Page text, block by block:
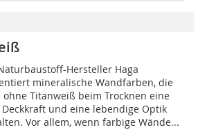
Hersteller Haga
mineralische Wandfarben, die
ohne Titanweiß beim Trocknen eine
Deckkraft und eine lebendige Optik
Vor allem, wenn farbige Wände...